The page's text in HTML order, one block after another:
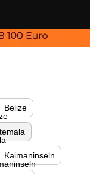
Belize
Kaimaninseln